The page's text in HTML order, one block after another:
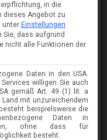
in die
dieses Angebot zu
unter Einstellungen
Sie, dass aufgrund
nicht alle Funktionen der
Daten in den USA.
willigen Sie auch
gemäß Art. 49 (1) lit. a
Land mit unzureichendem
beispielsweise die
Daten in
ohne dass für
besteht.